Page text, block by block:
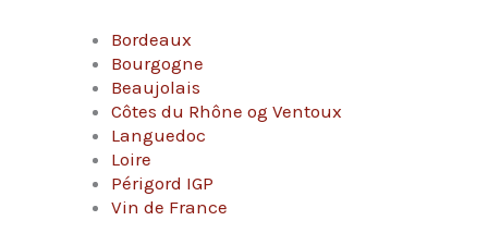
Bordeaux
Bourgogne
Beaujolais
Côtes du Rhône og Ventoux
Languedoc
Loire
Périgord IGP
Vin de France